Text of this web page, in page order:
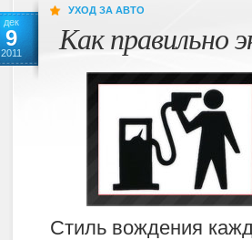
дек
9
2011
УХОД ЗА АВТО
Как правильно
Стиль вождения